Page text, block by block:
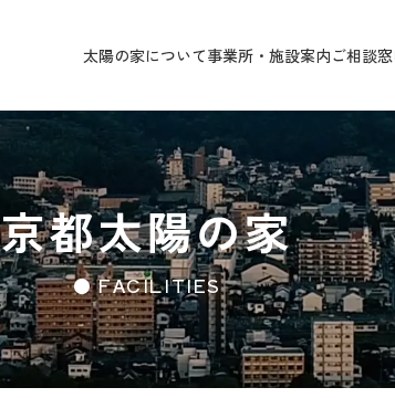
太陽の家について事業所・施設案内ご相談
京都太陽の家
● FACILITIES